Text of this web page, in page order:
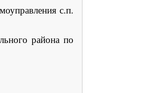
с.п.
района по